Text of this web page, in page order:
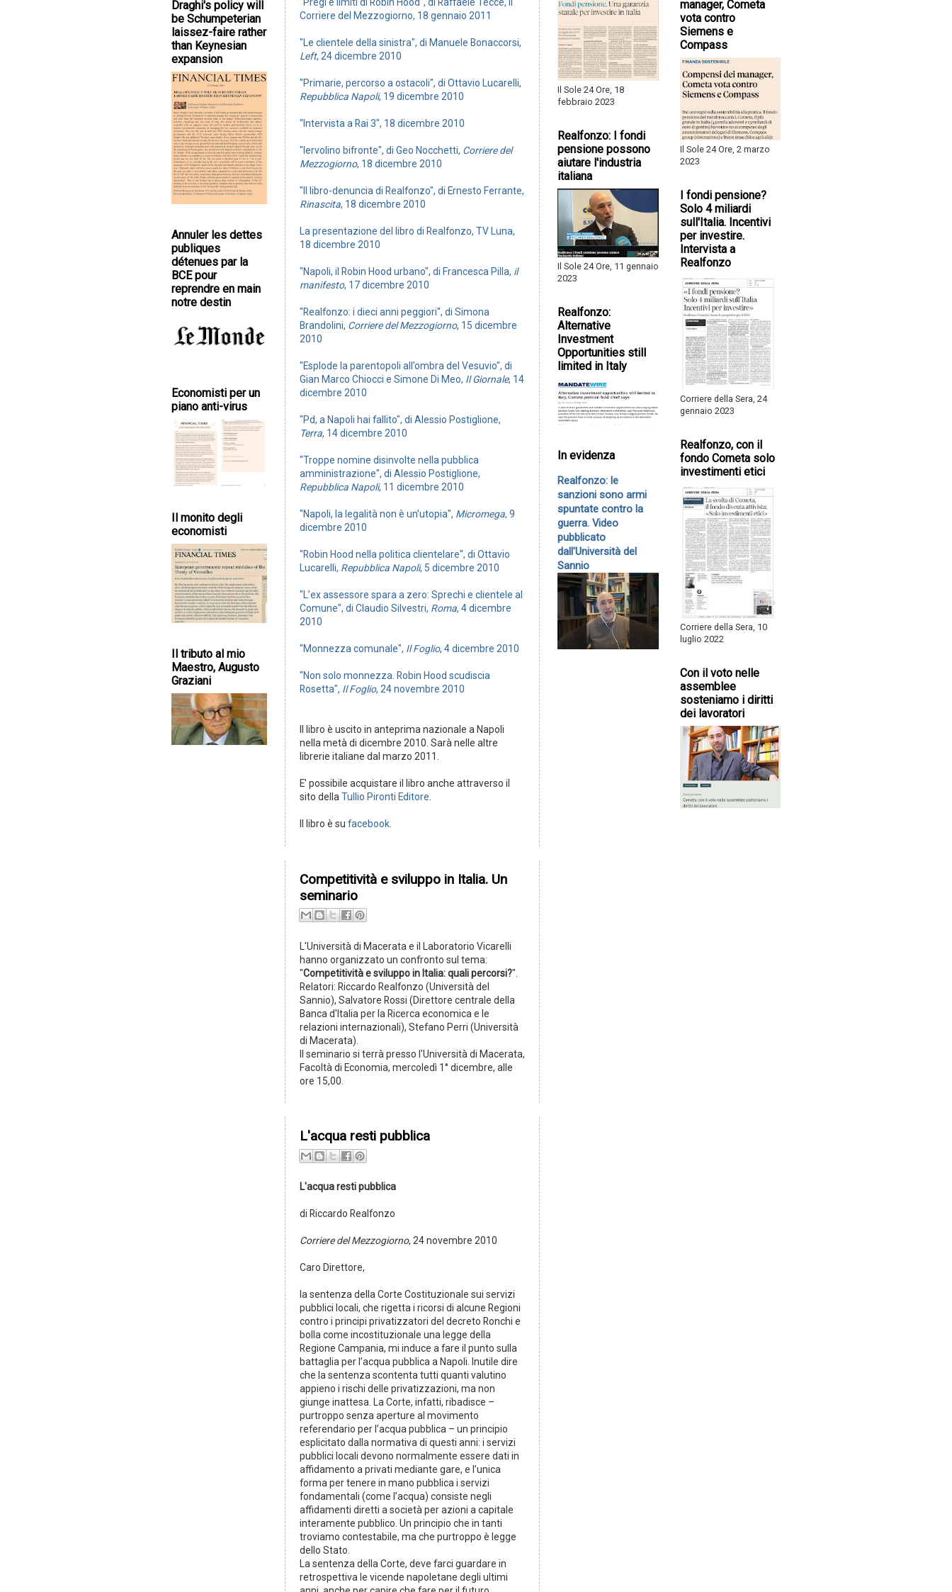
"Pregi e limiti di Robin Hood", di Raffaele Tecce, Il
Corriere del Mezzogiorno, 18 gennaio 2011
"Le clientele della sinistra", di Manuele Bonaccorsi,
Left, 24 dicembre 2010
"Primarie, percorso a ostacoli", di Ottavio Lucarelli,
Repubblica Napoli, 19 dicembre 2010
"Intervista a Rai 3", 18 dicembre 2010
"Iervolino bifronte", di Geo Nocchetti, Corriere del
Mezzogiorno, 18 dicembre 2010
"Il libro-denuncia di Realfonzo", di Ernesto Ferrante,
Rinascita, 18 dicembre 2010
La presentazione del libro di Realfonzo, TV Luna,
18 dicembre 2010
"Napoli, il Robin Hood urbano", di Francesca Pilla, il
manifesto, 17 dicembre 2010
"Realfonzo: i dieci anni peggiori", di Simona
Brandolini, Corriere del Mezzogiorno, 15 dicembre
2010
"Esplode la parentopoli all’ombra del Vesuvio", di
Gian Marco Chiocci e Simone Di Meo, Il Giornale, 14
dicembre 2010
"Pd, a Napoli hai fallito", di Alessio Postiglione,
Terra, 14 dicembre 2010
"Troppe nomine disinvolte nella pubblica
amministrazione", di Alessio Postiglione,
Repubblica Napoli, 11 dicembre 2010
"Napoli, la legalità non è un'utopia", Micromega, 9
dicembre 2010
"Robin Hood nella politica clientelare", di Ottavio
Lucarelli, Repubblica Napoli, 5 dicembre 2010
"L’ex assessore spara a zero: Sprechi e clientele al
Comune", di Claudio Silvestri, Roma, 4 dicembre
2010
"Monnezza comunale", Il Foglio, 4 dicembre 2010
"Non solo monnezza. Robin Hood scudiscia
Rosetta", Il Foglio, 24 novembre 2010
Il libro è uscito in anteprima nazionale a Napoli
nella metà di dicembre 2010. Sarà nelle altre
librerie italiane dal marzo 2011.
E' possibile acquistare il libro anche attraverso il
sito dellaTullio Pironti Editore.
Il libro è su facebook.
Competitività e sviluppo in Italia. Un
seminario
L'Università di Macerata e il Laboratorio Vicarelli
hanno organizzato un confronto sul tema:
"Competitività e sviluppo in Italia: quali percorsi?".
Relatori: Riccardo Realfonzo (Università del
Sannio), Salvatore Rossi (Direttore centrale della
Banca d'Italia per la Ricerca economica e le
relazioni internazionali), Stefano Perri (Università
di Macerata).
Il seminario si terrà presso l'Università di Macerata,
Facoltà di Economia, mercoledì 1° dicembre, alle
ore 15,00.
L'acqua resti pubblica
L'acqua resti pubblica
di Riccardo Realfonzo
Corriere del Mezzogiorno, 24 novembre 2010
Caro Direttore,
la sentenza della Corte Costituzionale sui servizi
pubblici locali, che rigetta i ricorsi di alcune Regioni
contro i principi privatizzatori del decreto Ronchi e
bolla come incostituzionale una legge della
Regione Campania, mi induce a fare il punto sulla
battaglia per l’acqua pubblica a Napoli. Inutile dire
che la sentenza scontenta tutti quanti valutino
appieno i rischi delle privatizzazioni, ma non
giunge inattesa. La Corte, infatti, ribadisce –
purtroppo senza aperture al movimento
referendario per l’acqua pubblica – un principio
esplicitato dalla normativa di questi anni: i servizi
pubblici locali devono normalmente essere dati in
affidamento a privati mediante gare, e l’unica
forma per tenere in mano pubblica i servizi
fondamentali (come l’acqua) consiste negli
affidamenti diretti a società per azioni a capitale
interamente pubblico. Un principio che in tanti
troviamo contestabile, ma che purtroppo è legge
dello Stato.
La sentenza della Corte, deve farci guardare in
retrospettiva le vicende napoletane degli ultimi
Draghi's policy will
be Schumpeterian
laissez-faire rather
than Keynesian
expansion
Annuler les dettes
publiques
détenues par la
BCE pour
reprendre en main
notre destin
Economisti per un
piano anti-virus
Il monito degli
economisti
Il tributo al mio
Maestro, Augusto
Graziani
Il Sole 24 Ore, 18
febbraio 2023
Realfonzo: I fondi
pensione possono
aiutare l'industria
italiana
Il Sole 24 Ore, 11 gennaio
2023
Realfonzo:
Alternative
Investment
Opportunities still
limited in Italy
In evidenza
Realfonzo: le
sanzioni sono armi
spuntate contro la
guerra. Video
pubblicato
dall'Università del
Sannio
manager, Cometa
vota contro
Siemens e
Compass
Il Sole 24 Ore, 2 marzo
2023
I fondi pensione?
Solo 4 miliardi
sull'Italia. Incentivi
per investire.
Intervista a
Realfonzo
Corriere della Sera, 24
gennaio 2023
Realfonzo, con il
fondo Cometa solo
investimenti etici
Corriere della Sera, 10
luglio 2022
Con il voto nelle
assemblee
sosteniamo i diritti
dei lavoratori